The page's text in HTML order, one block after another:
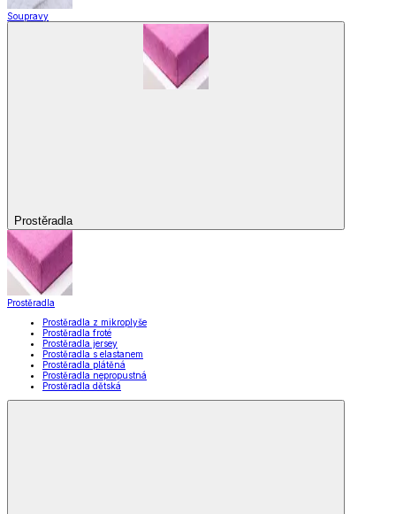
Soupravy
Prostěradla
Prostěradla
Prostěradla z mikroplyše
Prostěradla froté
Prostěradla jersey
Prostěradla s elastanem
Prostěradla plátěná
Prostěradla nepropustná
Prostěradla dětská